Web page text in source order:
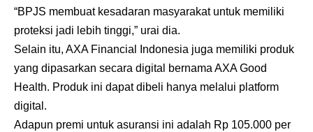
“BPJS membuat kesadaran masyarakat untuk memiliki
proteksi jadi lebih tinggi,” urai dia.
Selain itu, AXA Financial Indonesia juga memiliki produk
yang dipasarkan secara digital bernama AXA Good
Health. Produk ini dapat dibeli hanya melalui platform
digital.
Adapun premi untuk asuransi ini adalah Rp 105.000 per